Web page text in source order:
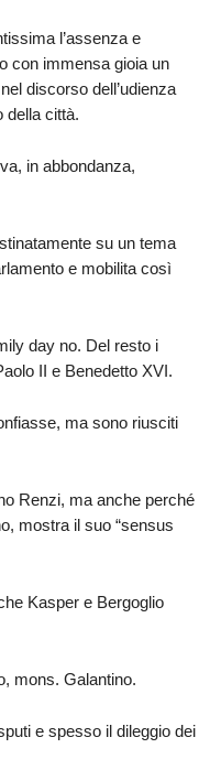
l’assenza e
con immensa gioia un
discorso dell’udienza
della città.
in abbondanza,
su un tema
e mobilita così
day no. Del resto i
II e Benedetto XVI.
ma sono riusciti
Renzi, ma anche perché
mostra il suo “sensus
Kasper e Bergoglio
mons. Galantino.
e spesso il dileggio dei